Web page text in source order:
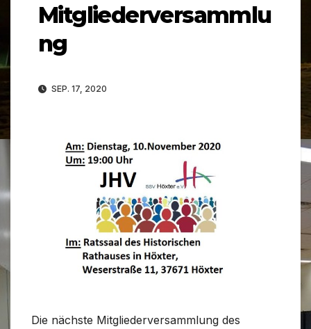
Mitgliederversammlu
ng
SEP. 17, 2020
Die nächste Mitgliederversammlung des